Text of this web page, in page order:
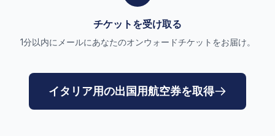
チケットを受け取る
1分以内にメールにあなたのオンウォードチケットをお届け。
イタリア用の出国用航空券を取得